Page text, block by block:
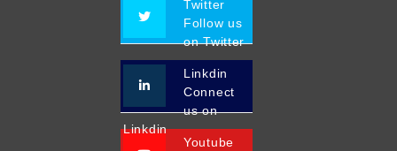
Twitter
Follow us
on Twitter
Linkdin
Connect
us on
Linkdin
Youtube